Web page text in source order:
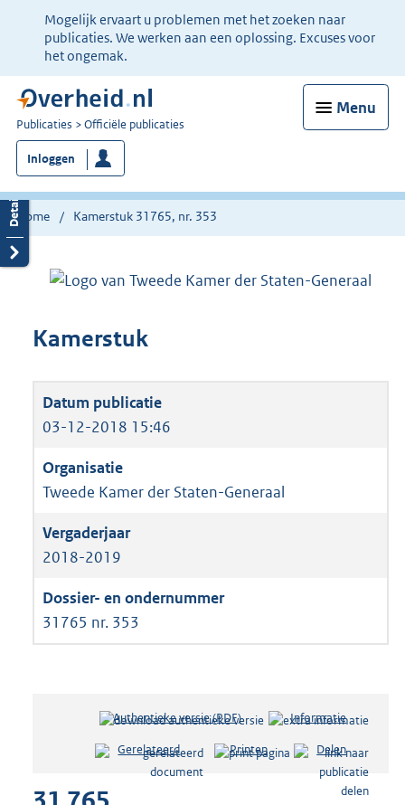
Ter
informatie:
Mogelijk ervaart u problemen met het zoeken naar
publicaties. We werken aan een oplossing. Excuses voor
het ongemak.
Menu
U
bent
nu
hier:
Publicaties Officiële publicaties
Inloggen
Home Kamerstuk 31765, nr. 353
Kamerstuk
03-12-2018 15:46
Tweede Kamer der Staten-Generaal
2018-2019
31765 nr. 353
Authentieke versie (PDF)b
s
Informatie
Gerelateerd Printen Delen